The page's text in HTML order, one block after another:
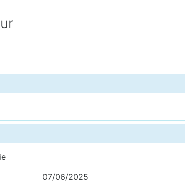
07/06/2025